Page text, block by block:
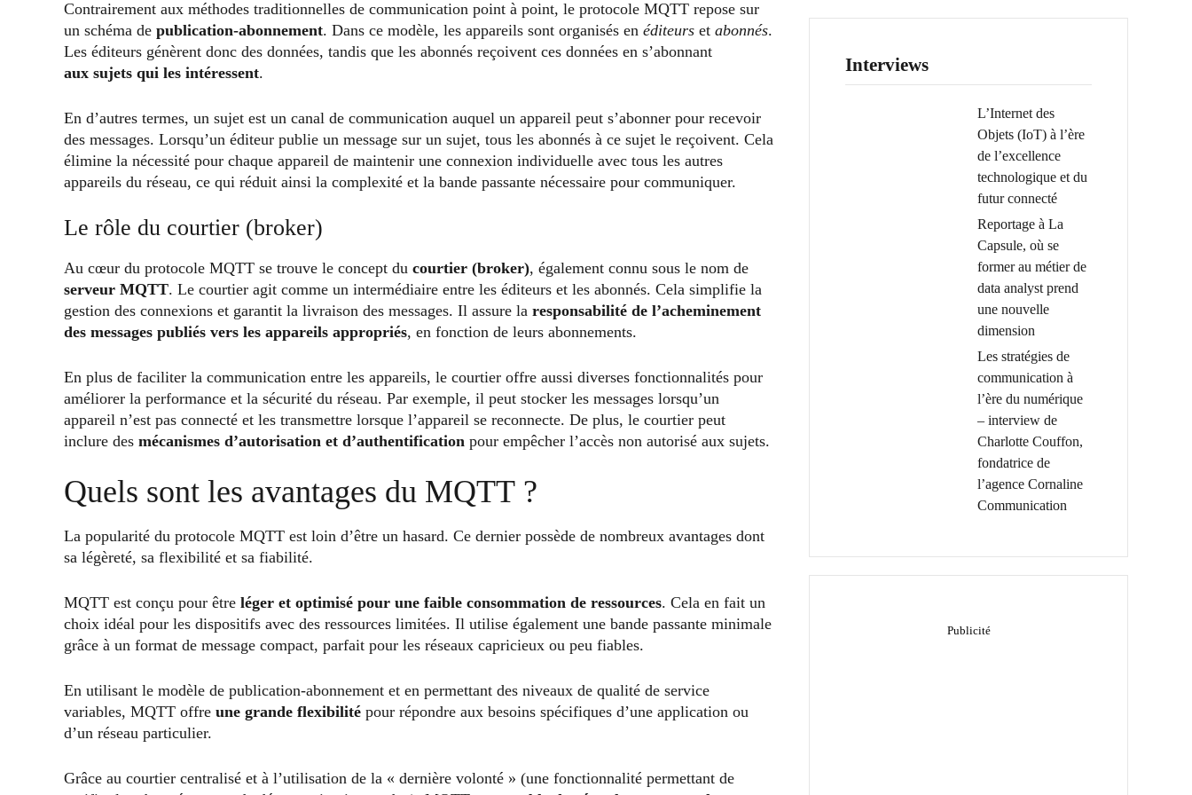
Contrairement aux méthodes traditionnelles de communication point à point, le protocole MQTT repose sur
un schéma de publication-abonnement. Dans ce modèle, les appareils sont organisés en éditeurs et abonnés.
Les éditeurs génèrent donc des données, tandis que les abonnés reçoivent ces données en s’abonnant
aux sujets qui les intéressent.
En d’autres termes, un sujet est un canal de communication auquel un appareil peut s’abonner pour recevoir
des messages. Lorsqu’un éditeur publie un message sur un sujet, tous les abonnés à ce sujet le reçoivent. Cela
élimine la nécessité pour chaque appareil de maintenir une connexion individuelle avec tous les autres
appareils du réseau, ce qui réduit ainsi la complexité et la bande passante nécessaire pour communiquer.
Le rôle du courtier (broker)
Au cœur du protocole MQTT se trouve le concept du courtier (broker), également connu sous le nom de
serveur MQTT. Le courtier agit comme un intermédiaire entre les éditeurs et les abonnés. Cela simplifie la
gestion des connexions et garantit la livraison des messages. Il assure la responsabilité de l’acheminement
des messages publiés vers les appareils appropriés, en fonction de leurs abonnements.
En plus de faciliter la communication entre les appareils, le courtier offre aussi diverses fonctionnalités pour
améliorer la performance et la sécurité du réseau. Par exemple, il peut stocker les messages lorsqu’un
appareil n’est pas connecté et les transmettre lorsque l’appareil se reconnecte. De plus, le courtier peut
inclure des mécanismes d’autorisation et d’authentification pour empêcher l’accès non autorisé aux sujets.
Quels sont les avantages du MQTT ?
La popularité du protocole MQTT est loin d’être un hasard. Ce dernier possède de nombreux avantages dont
sa légèreté, sa flexibilité et sa fiabilité.
MQTT est conçu pour être léger et optimisé pour une faible consommation de ressources. Cela en fait un
choix idéal pour les dispositifs avec des ressources limitées. Il utilise également une bande passante minimale
grâce à un format de message compact, parfait pour les réseaux capricieux ou peu fiables.
En utilisant le modèle de publication-abonnement et en permettant des niveaux de qualité de service
variables, MQTT offre une grande flexibilité pour répondre aux besoins spécifiques d’une application ou
d’un réseau particulier.
Grâce au courtier centralisé et à l’utilisation de la « dernière volonté » (une fonctionnalité permettant de
Interviews
L’Internet des
Objets (IoT) à l’ère
de l’excellence
technologique et du
futur connecté
Reportage à La
Capsule, où se
former au métier de
data analyst prend
une nouvelle
dimension
Les stratégies de
communication à
l’ère du numérique
– interview de
Charlotte Couffon,
fondatrice de
l’agence Cornaline
Communication